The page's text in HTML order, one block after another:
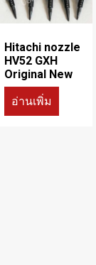
Hitachi nozzle
HV52 GXH
Original New
อ่านเพิ่ม